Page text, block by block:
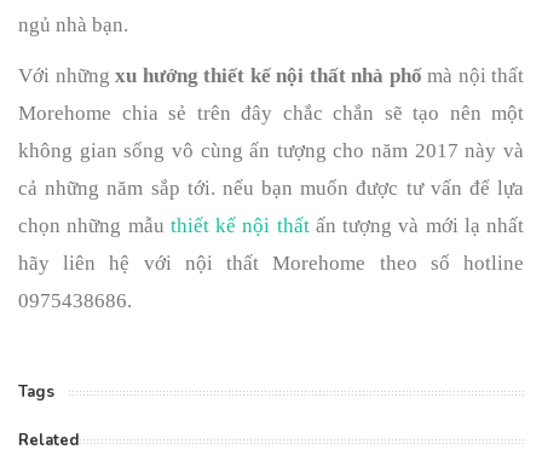
ngủ nhà bạn.
Với những xu hướng thiết kế nội thất nhà phố mà nội thất
Morehome chia sẻ trên đây chắc chắn sẽ tạo nên một
không gian sống vô cùng ấn tượng cho năm 2017 này và
cả những năm sắp tới. nếu bạn muốn được tư vấn để lựa
chọn những mẫu thiết kế nội thất ấn tượng và mới lạ nhất
hãy liên hệ với nội thất Morehome theo số hotline
0975438686.
Tags
Related